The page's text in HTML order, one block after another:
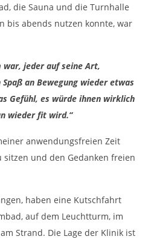
die Sauna und die Turnhalle
bis abends nutzen konnte, war
war, jeder auf seine Art,
an Bewegung wieder etwas
Gefühl, es würde ihnen wirklich
wieder fit wird.“
anwendungsfreien Zeit
und den Gedanken freien
haben eine Kutschfahrt
auf dem Leuchtturm, im
Strand. Die Lage der Klinik ist